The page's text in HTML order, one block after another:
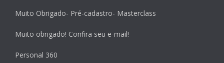
Muito Obrigado- Pré-cadastro- Masterclass
Muito obrigado! Confira seu e-mail!
Personal 360